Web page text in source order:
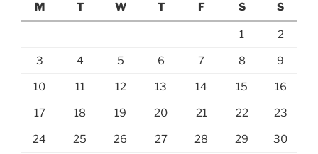
M
T W T F S S
1 2
3 4 5 6 7 8 9
10 11 12 13 14 15 16
17 18 19 20 21 22 23
24 25 26 27 28 29 30